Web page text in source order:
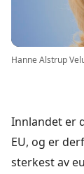
Hanne Alstrup
Innlandet er
EU, og er
sterkest av